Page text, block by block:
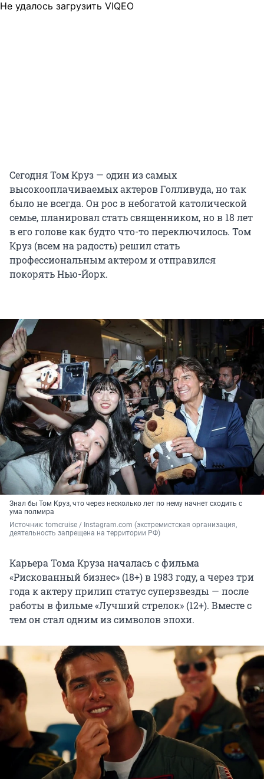
Не удалось загрузить VIQEO
Сегодня Том Круз — один из самых
высокооплачиваемых актеров Голливуда, но так
было не всегда. Он рос в небогатой католической
семье, планировал стать священником, но в 18 лет
в его голове как будто что-то переключилось. Том
Круз (всем на радость) решил стать
профессиональным актером и отправился
покорять Нью-Йорк.
Знал бы Том Круз, что через несколько лет по нему начнет сходить с
ума полмира
Источник: tomcruise / Instagram.com (экстремистская организация,
деятельность запрещена на территории РФ)
Карьера Тома Круза началась с фильма
«Рискованный бизнес» (18+) в 1983 году, а через три
года к актеру прилип статус суперзвезды — после
работы в фильме «Лучший стрелок» (12+). Вместе с
тем он стал одним из символов эпохи.